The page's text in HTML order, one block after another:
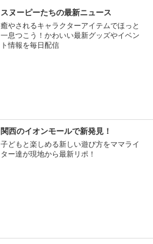
スヌーピーたちの最新ニュース
癒やされるキャラクターアイテムでほっと
一息つこう！かわいい最新グッズやイベン
ト情報を毎日配信
関西のイオンモールで新発見！
子どもと楽しめる新しい遊び方をママライ
ター達が現地から最新リポ！